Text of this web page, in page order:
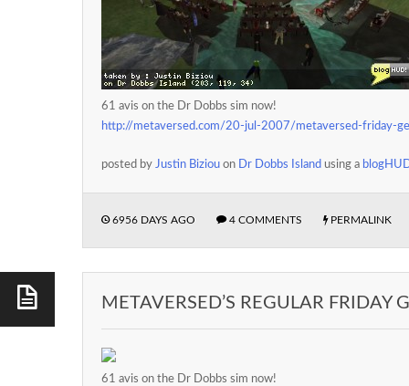
61 avis on the Dr Dobbs sim now!
http://metaversed.com/20-jul-2007/metaversed-friday-
posted by Justin Biziou on Dr Dobbs Island using a
6956 DAYS AGO 4 COMMENTS PERMALINK
METAVERSED’S REGULAR FRIDAY
61 avis on the Dr Dobbs sim now!